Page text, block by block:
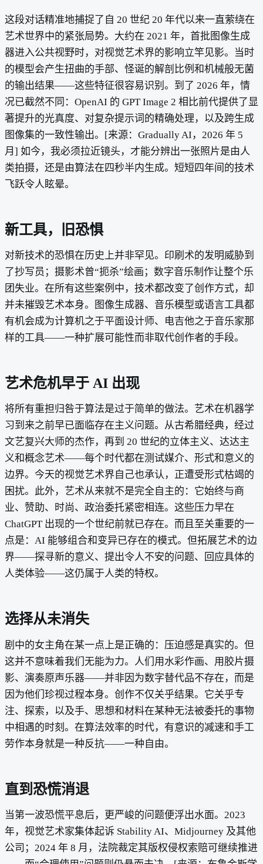
这段对话精准地捕捉了自 20 世纪 20 年代以来一直萦绕在
艺术世界中的紧张局势。大约在 2021 年，首批图像生成
器进入公共视野时，对视觉艺术界的影响立竿见影。当时
的模型会产生扭曲的手部、怪诞的解剖比例和机械般无菌
的输出结果——这些特征很容易识别。到了 2026 年，情
况已截然不同：OpenAI 的 GPT Image 2 相比前代提供了显
著提升的光真度、对复杂提示词的精确处理，以及跨生成
图像集的一致性输出。[来源：Gradually AI，2026 年 5
月] 如今，我必须拉近镜头，才能分辨出一张照片是由人
类拍摄，还是由算法在四秒半内生成。短短四年间的技术
飞跃令人眩晕。
新工具，旧恐惧
对新技术的恐惧在历史上并非罕见。印刷术的发明威胁到
了抄写员；摄影术曾“扼杀”绘画；数字音乐制作让整个乐
团失业。在所有这些案例中，技术都改变了创作方式，却
并未摧毁艺术本身。图像生成器、音乐模型或语言工具都
有机会成为计算机之于平面设计师、电吉他之于音乐家那
样的工具——一种扩展可能性而非取代创作者的手段。
艺术危机早于 AI 出现
将所有重担归咎于算法是过于简单的做法。艺术在机器学
习到来之前早已面临存在主义问题。从古希腊经典，经过
文艺复兴大师的杰作，再到 20 世纪的立体主义、达达主
义和概念艺术——每个时代都在测试媒介、形式和意义的
边界。今天的视觉艺术界自己也承认，正遭受形式枯竭的
困扰。此外，艺术从来就不是完全自主的：它始终与商
业、赞助、时尚、政治委托紧密相连。这些压力早在
ChatGPT 出现的一个世纪前就已存在。而且至关重要的一
点是：AI 能够组合和变异已存在的模式。但拓展艺术的边
界——探寻新的意义、提出令人不安的问题、回应具体的
人类体验——这仍属于人类的特权。
选择从未消失
剧中的女主角在某一点上是正确的：压迫感是真实的。但
这并不意味着我们无能为力。人们用水彩作画、用胶片摄
影、演奏原声乐器——并非因为数字替代品不存在，而是
因为他们珍视过程本身。创作不仅关乎结果。它关乎专
注、探索，以及手、思想和材料在某种无法被委托的事物
中相遇的时刻。在算法效率的时代，有意识的减速和手工
劳作本身就是一种反抗——一种自由。
直到恐慌消退
当第一波恐慌平息后，更严峻的问题便浮出水面。2023
年，视觉艺术家集体起诉 Stability AI、Midjourney 及其他
公司；2024 年 8 月，法院裁定其版权侵权索赔可继续推进